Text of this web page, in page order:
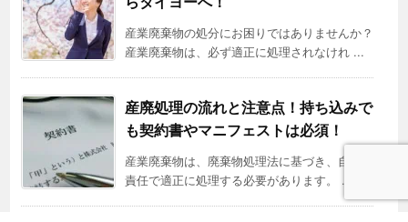
産業廃棄物の処分にお困りではありませんか？
産業廃棄物は、必ず適正に処理されなけれ ...
産廃処理の流れと注意点！持ち込みで
も契約書やマニフェストは必須！
産業廃棄物は、廃棄物処理法に基づき、自らの
責任で適正に処理する必要があります。 ...